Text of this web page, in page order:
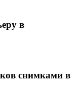
в
снимками в